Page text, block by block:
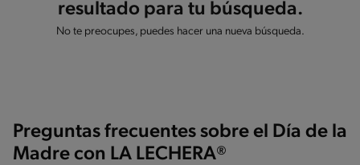
resultado para tu búsqueda.
No te preocupes, puedes hacer una nueva búsqueda.
Preguntas frecuentes sobre el Día de la
Madre con LA LECHERA®